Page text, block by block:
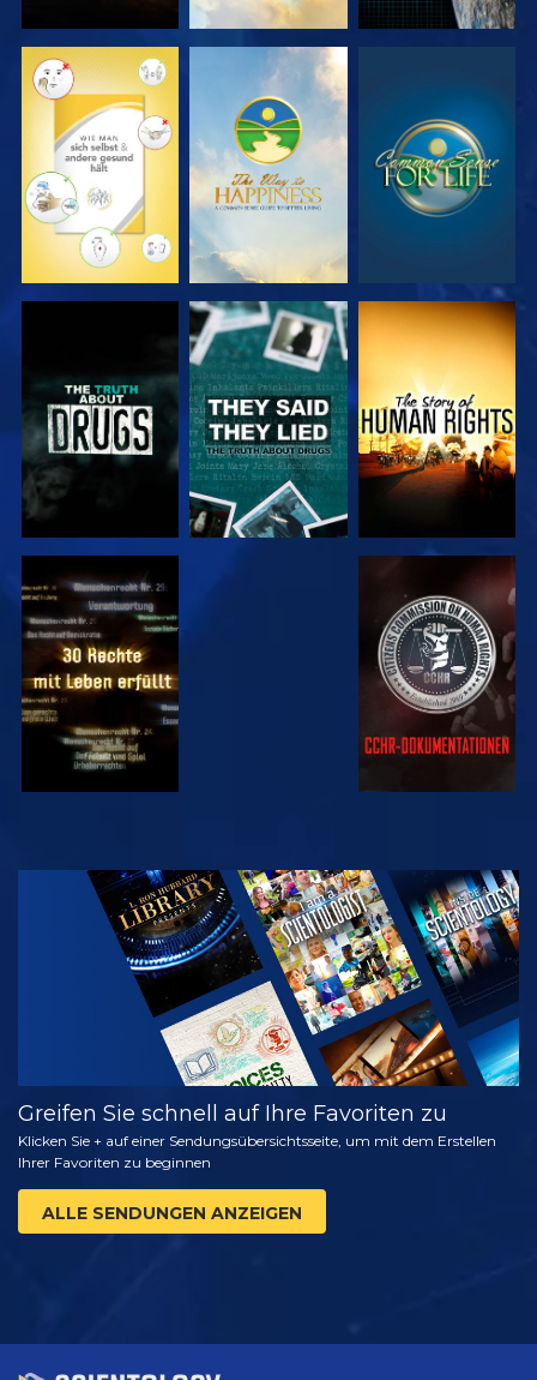
ANSEHEN ANSEHEN ANSEHEN
ANSEHEN ANSEHEN
ANSEHEN ANSEHEN
ANSEHEN
SERIE
ENTDECKEN
Greifen Sie schnell auf Ihre Favoriten zu
Klicken Sie + auf einer Sendungsübersichtsseite, um mit dem Erstellen
Ihrer Favoriten zu beginnen
ALLE SENDUNGEN ANZEIGEN